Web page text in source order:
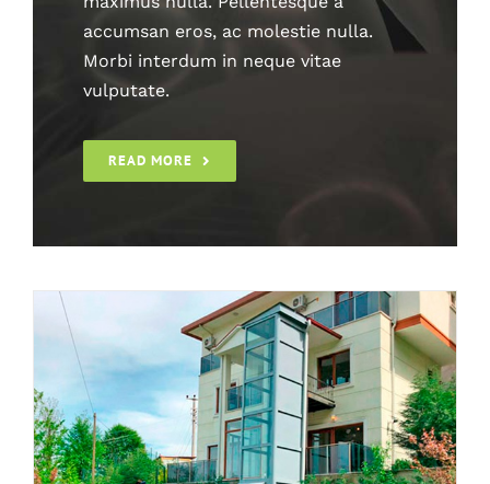
accumsan eros, ac molestie nulla.
Morbi interdum in neque vitae
vulputate.
READ MORE
Ev Asansörü Bodrum
Asansörleri engelli asansörü poz numaraları
Engelli Platformu